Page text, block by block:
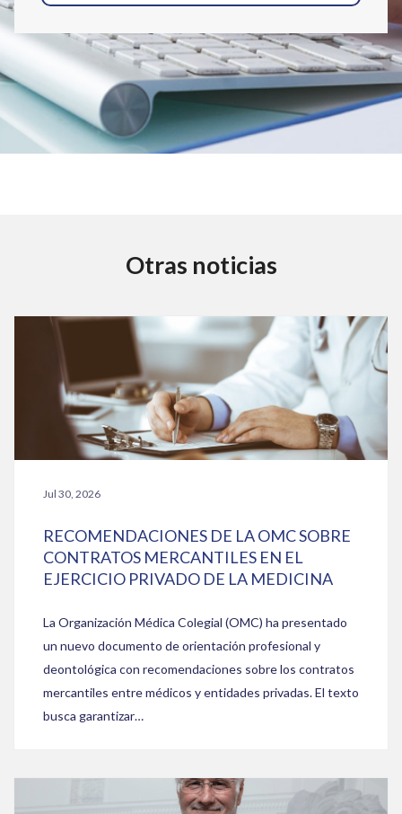
Otras noticias
Jul 30, 2026
RECOMENDACIONES DE LA OMC SOBRE
CONTRATOS MERCANTILES EN EL
EJERCICIO PRIVADO DE LA MEDICINA
La Organización Médica Colegial (OMC) ha presentado
un nuevo documento de orientación profesional y
deontológica con recomendaciones sobre los contratos
mercantiles entre médicos y entidades privadas. El texto
busca garantizar…